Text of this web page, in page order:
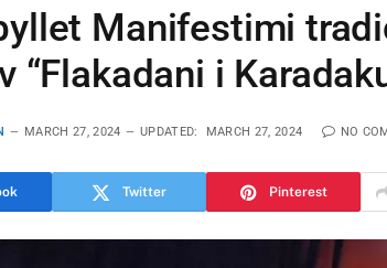
Manifestimi
“Flakadani i
MARCH 27, 2024 UPDATED: MARCH 27, 2024 NO
Twitter Pinterest